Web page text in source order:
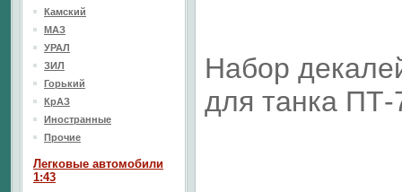
Набор
для танка ПТ-
Камский
МАЗ
УРАЛ
ЗИЛ
Горький
КрАЗ
Иностранные
Прочие
Легковые автомобили
1:43